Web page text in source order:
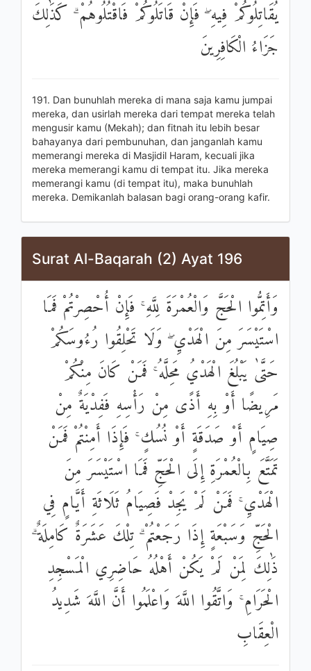
يُقَاتِلُوكُمْ فِيهِ ۖ فَإِنْ قَاتَلُوكُمْ فَاقْتُلُوهُمْ ۗ كَذَٰلِكَ
جَزَاءُ الْكَافِرِينَ
191. Dan bunuhlah mereka di mana saja kamu jumpai
mereka, dan usirlah mereka dari tempat mereka telah
mengusir kamu (Mekah); dan fitnah itu lebih besar
bahayanya dari pembunuhan, dan janganlah kamu
memerangi mereka di Masjidil Haram, kecuali jika
mereka memerangi kamu di tempat itu. Jika mereka
memerangi kamu (di tempat itu), maka bunuhlah
mereka. Demikanlah balasan bagi orang-orang kafir.
Surat Al-Baqarah (2) Ayat 196
وَأَتِمُّوا الْحَجَّ وَالْعُمْرَةَ لِلَّهِ ۚ فَإِنْ أُحْصِرْتُمْ فَمَا
اسْتَيْسَرَ مِنَ الْهَدْيِ ۖ وَلَا تَحْلِقُوا رُءُوسَكُمْ
حَتَّىٰ يَبْلُغَ الْهَدْيُ مَحِلَّهُ ۚ فَمَنْ كَانَ مِنْكُمْ
مَرِيضًا أَوْ بِهِ أَذًى مِنْ رَأْسِهِ فَفِدْيَةٌ مِنْ
صِيَامٍ أَوْ صَدَقَةٍ أَوْ نُسُكٍ ۚ فَإِذَا أَمِنْتُمْ فَمَنْ
تَمَتَّعَ بِالْعُمْرَةِ إِلَى الْحَجِّ فَمَا اسْتَيْسَرَ مِنَ
الْهَدْيِ ۚ فَمَنْ لَمْ يَجِدْ فَصِيَامُ ثَلَاثَةِ أَيَّامٍ فِي
الْحَجِّ وَسَبْعَةٍ إِذَا رَجَعْتُمْ ۗ تِلْكَ عَشَرَةٌ كَامِلَةٌ ۗ
ذَٰلِكَ لِمَنْ لَمْ يَكُنْ أَهْلُهُ حَاضِرِي الْمَسْجِدِ
الْحَرَامِ ۚ وَاتَّقُوا اللَّهَ وَاعْلَمُوا أَنَّ اللَّهَ شَدِيدُ
الْعِقَابِ